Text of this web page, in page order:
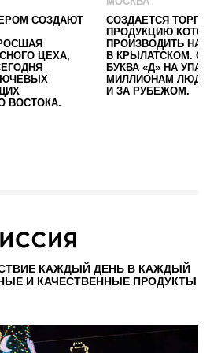
СОЗДАЮТ
ЦЕХА,
ВОСТОКА.
СОЗДАЕТСЯ
ПРОДУКЦИЮ
ПРОИЗВОДИТЬ НА
В КРЫЛАТСКОМ. С
БУКВА «Д» НА
МИЛЛИОНАМ
И ЗА РУБЕЖОМ.
КАЖДЫЙ ДЕНЬ В КАЖДЫЙ
И КАЧЕСТВЕННЫЕ ПРОДУКТЫ